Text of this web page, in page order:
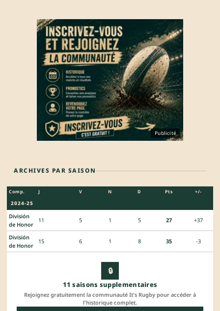
Publicité
ARCHIVES PAR SAISON
Comp. J V N D Pts +/-
2024-25
División
de Honor
11 5 1 5 27 +37
División
de Honor
15 6 1 8 35 -3
🔒
11 saisons supplementaires
Rejoignez gratuitement la communauté It's Rugby pour accéder à
l'historique complet.